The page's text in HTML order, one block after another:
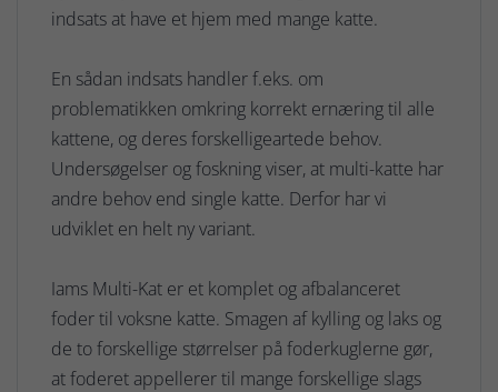
indsats at have et hjem med mange katte.
En sådan indsats handler f.eks. om
problematikken omkring korrekt ernæring til alle
kattene, og deres forskelligeartede behov.
Undersøgelser og foskning viser, at multi-katte har
andre behov end single katte. Derfor har vi
udviklet en helt ny variant.
Iams Multi-Kat er et komplet og afbalanceret
foder til voksne katte. Smagen af kylling og laks og
de to forskellige størrelser på foderkuglerne gør,
at foderet appellerer til mange forskellige slags